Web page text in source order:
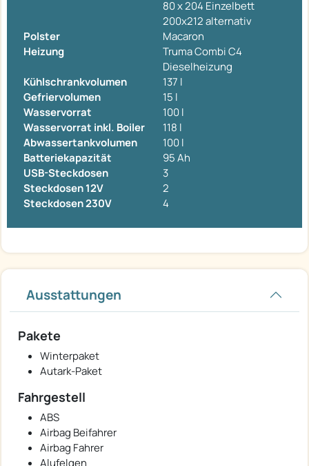
80 x 204 Einzelbett
200x212 alternativ
Polster
Macaron
Heizung
Truma Combi C4
Dieselheizung
Kühlschrankvolumen
137 l
Gefriervolumen
15 l
Wasservorrat
100 l
Wasservorrat inkl. Boiler
118 l
Abwassertankvolumen
100 l
Batteriekapazität
95 Ah
USB-Steckdosen
3
Steckdosen 12V
2
Steckdosen 230V
4
Ausstattungen
Pakete
Winterpaket
Autark-Paket
Fahrgestell
ABS
Airbag Beifahrer
Airbag Fahrer
Alufelgen